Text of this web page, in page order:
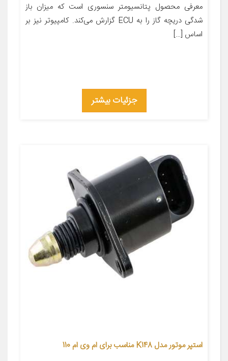
معرفی محصول پتانسیومتر سنسوری است که میزان باز
شدگی دریچه گاز را به ECU گزارش می‌کند. کامپیوتر نیز بر
اساس […]
جزئیات بیشتر
استپر موتور مدل K148 مناسب برای ام وی ام 110